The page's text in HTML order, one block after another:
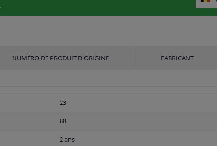
.
NUMÉRO DE PRODUIT D'ORIGINE FABRICANT
23
88
2 ans